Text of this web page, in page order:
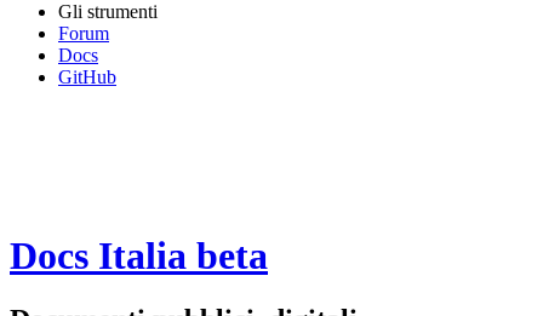
Gli strumenti
Forum
Docs
GitHub
Docs Italia beta